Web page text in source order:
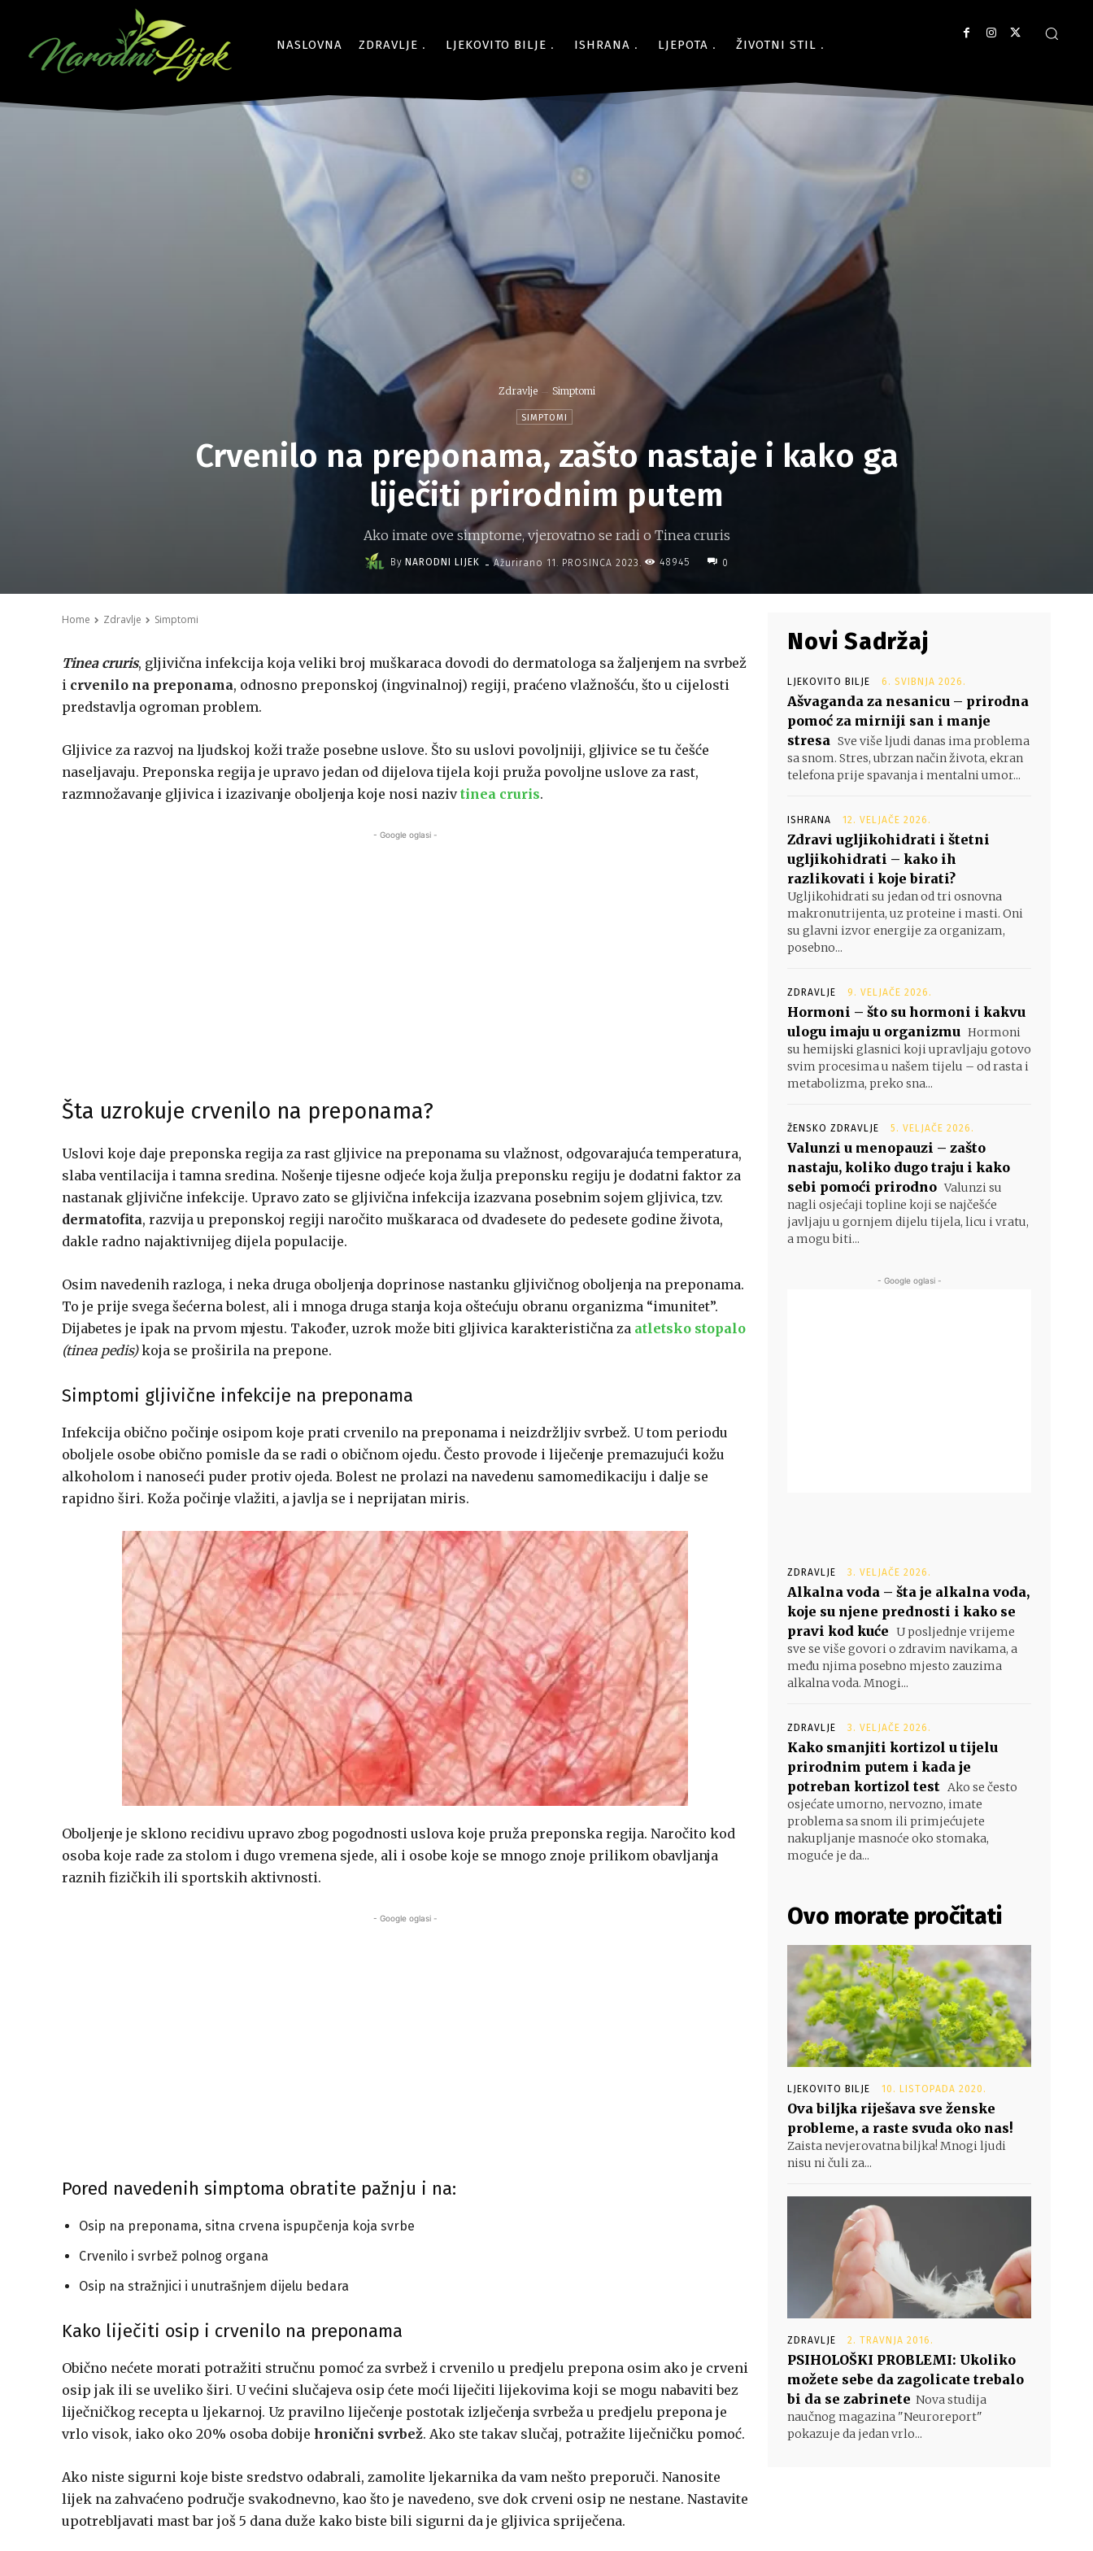
NASLOVNA ZDRAVLJE LJEKOVITO BILJE ISHRANA LJEPOTA ŽIVOTNI STIL
Zdravlje Simptomi
SIMPTOMI
Crvenilo na preponama, zašto nastaje i kako ga
liječiti prirodnim putem
Ako imate ove simptome, vjerovatno se radi o Tinea cruris
By NARODNI LIJEK - Ažurirano 11. PROSINCA 2023. 48945 0
Home Zdravlje Simptomi
Tinea cruris, gljivična infekcija koja veliki broj muškaraca dovodi do dermatologa sa žaljenjem na svrbež
i crvenilo na preponama, odnosno preponskoj (ingvinalnoj) regiji, praćeno vlažnošću, što u cijelosti
predstavlja ogroman problem.
Gljivice za razvoj na ljudskoj koži traže posebne uslove. Što su uslovi povoljniji, gljivice se tu češće
naseljavaju. Preponska regija je upravo jedan od dijelova tijela koji pruža povoljne uslove za rast,
razmnožavanje gljivica i izazivanje oboljenja koje nosi nazivtinea cruris.
- Google oglasi -
Šta uzrokuje crvenilo na preponama?
Uslovi koje daje preponska regija za rast gljivice na preponama su vlažnost, odgovarajuća temperatura,
slaba ventilacija i tamna sredina. Nošenje tijesne odjeće koja žulja preponsku regiju je dodatni faktor za
nastanak gljivične infekcije. Upravo zato se gljivična infekcija izazvana posebnim sojem gljivica, tzv.
dermatofita, razvija u preponskoj regiji naročito muškaraca od dvadesete do pedesete godine života,
dakle radno najaktivnijeg dijela populacije.
Osim navedenih razloga, i neka druga oboljenja doprinose nastanku gljivičnog oboljenja na preponama.
To je prije svega šećerna bolest, ali i mnoga druga stanja koja oštećuju obranu organizma “imunitet”.
Dijabetes je ipak na prvom mjestu. Također, uzrok može biti gljivica karakteristična za atletsko stopalo
(tinea pedis)koja se proširila na prepone.
Simptomi gljivične infekcije na preponama
Infekcija obično počinje osipom koje prati crvenilo na preponama i neizdržljiv svrbež. U tom periodu
oboljele osobe obično pomisle da se radi o običnom ojedu. Često provode i liječenje premazujući kožu
alkoholom i nanoseći puder protiv ojeda. Bolest ne prolazi na navedenu samomedikaciju i dalje se
rapidno širi. Koža počinje vlažiti, a javlja se i neprijatan miris.
Oboljenje je sklono recidivu upravo zbog pogodnosti uslova koje pruža preponska regija. Naročito kod
osoba koje rade za stolom i dugo vremena sjede, ali i osobe koje se mnogo znoje prilikom obavljanja
raznih fizičkih ili sportskih aktivnosti.
- Google oglasi -
Pored navedenih simptoma obratite pažnju i na:
Osip na preponama, sitna crvena ispupčenja koja svrbe
Crvenilo i svrbež polnog organa
Osip na stražnjici i unutrašnjem dijelu bedara
Kako liječiti osip i crvenilo na preponama
Obično nećete morati potražiti stručnu pomoć za svrbež i crvenilo u predjelu prepona osim ako je crveni
osip jak ili se uveliko širi. U većini slučajeva osip ćete moći liječiti lijekovima koji se mogu nabaviti bez
liječničkog recepta u ljekarnoj. Uz pravilno liječenje postotak izlječenja svrbeža u predjelu prepona je
vrlo visok, iako oko 20% osoba dobije hronični svrbež. Ako ste takav slučaj, potražite liječničku pomoć.
Ako niste sigurni koje biste sredstvo odabrali, zamolite ljekarnika da vam nešto preporuči. Nanosite
lijek na zahvaćeno područje svakodnevno, kao što je navedeno, sve dok crveni osip ne nestane. Nastavite
upotrebljavati mast bar još 5 dana duže kako biste bili sigurni da je gljivica spriječena.
Novi Sadržaj
LJEKOVITO BILJE 6. SVIBNJA 2026.
Ašvaganda za nesanicu – prirodna
pomoć za mirniji san i manje
stresa Sve više ljudi danas ima problema
sa snom. Stres, ubrzan način života, ekran
telefona prije spavanja i mentalni umor...
ISHRANA 12. VELJAČE 2026.
Zdravi ugljikohidrati i štetni
ugljikohidrati – kako ih
razlikovati i koje birati?
Ugljikohidrati su jedan od tri osnovna
makronutrijenta, uz proteine i masti. Oni
su glavni izvor energije za organizam,
posebno...
ZDRAVLJE 9. VELJAČE 2026.
Hormoni – što su hormoni i kakvu
ulogu imaju u organizmu Hormoni
su hemijski glasnici koji upravljaju gotovo
svim procesima u našem tijelu – od rasta i
metabolizma, preko sna...
ŽENSKO ZDRAVLJE 5. VELJAČE 2026.
Valunzi u menopauzi – zašto
nastaju, koliko dugo traju i kako
sebi pomoći prirodno Valunzi su
nagli osjećaji topline koji se najčešće
javljaju u gornjem dijelu tijela, licu i vratu,
a mogu biti...
- Google oglasi -
ZDRAVLJE 3. VELJAČE 2026.
Alkalna voda – šta je alkalna voda,
koje su njene prednosti i kako se
pravi kod kuće U posljednje vrijeme
sve se više govori o zdravim navikama, a
među njima posebno mjesto zauzima
alkalna voda. Mnogi...
ZDRAVLJE 3. VELJAČE 2026.
Kako smanjiti kortizol u tijelu
prirodnim putem i kada je
potreban kortizol test Ako se često
osjećate umorno, nervozno, imate
problema sa snom ili primjećujete
nakupljanje masnoće oko stomaka,
moguće je da...
Ovo morate pročitati
LJEKOVITO BILJE 10. LISTOPADA 2020.
Ova biljka riješava sve ženske
probleme, a raste svuda oko nas!
Zaista nevjerovatna biljka! Mnogi ljudi
nisu ni čuli za...
ZDRAVLJE 2. TRAVNJA 2016.
PSIHOLOŠKI PROBLEMI: Ukoliko
možete sebe da zagolicate trebalo
bi da se zabrinete Nova studija
naučnog magazina "Neuroreport"
pokazuje da jedan vrlo...